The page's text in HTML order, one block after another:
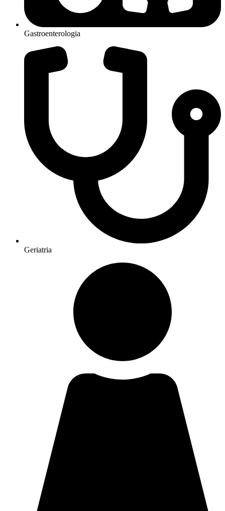
Gastroenterologia
Geriatria